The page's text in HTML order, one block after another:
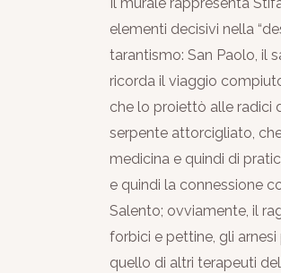
elementi decisivi nella
tarantismo: San Paolo, il
ricorda il viaggio
che lo proiettò alle radici
serpente attorcigliato,
medicina e quindi di
e quindi la connessione
Salento; ovviamente, il
forbici e pettine, gli
quello di altri terapeuti